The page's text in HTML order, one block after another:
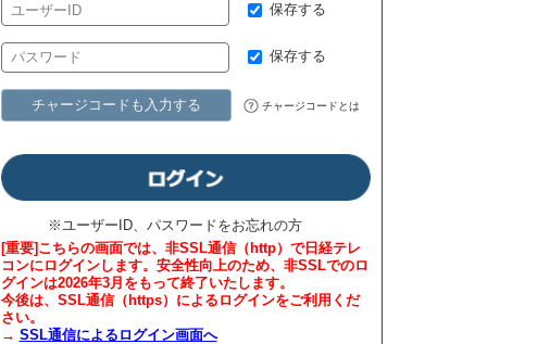
保存する
保存する
チャージコードも入力する チャージコードとは
※ユーザーID、パスワードをお忘れの方
[重要]こちらの画面では、非SSL通信（http）で日経テレ
コンにログインします。安全性向上のため、非SSLでのロ
グインは2026年3月をもって終了いたします。
今後は、SSL通信（https）によるログインをご利用くだ
さい。
→ SSL通信によるログイン画面へ